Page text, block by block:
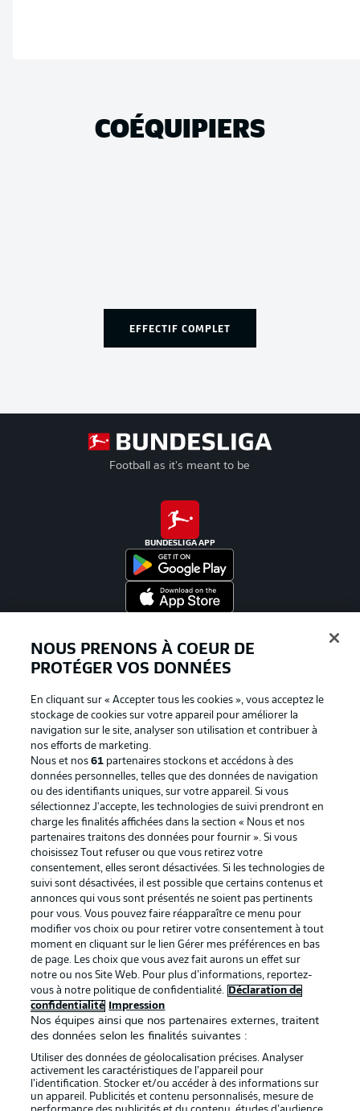
COÉQUIPIERS
EFFECTIF COMPLET
Football as it's meant to be
BUNDESLIGA APP
La publicité Conditions d’utilisation des
Mentions Légales Gérer mes préférences
Déclaration de
confidentialité
Diffuseurs
Travaux Contact
Impression Joueurs
NOUS PRENONS À COEUR DE
PROTÉGER VOS DONNÉES
En cliquant sur « Accepter tous les cookies », vous acceptez le
stockage de cookies sur votre appareil pour améliorer la
navigation sur le site, analyser son utilisation et contribuer à
nos efforts de marketing.
Nous et nos61 partenaires stockons et accédons à des
données personnelles, telles que des données de navigation
ou des identifiants uniques, sur votre appareil. Si vous
sélectionnez J'accepte, les technologies de suivi prendront en
charge les finalités affichées dans la section « Nous et nos
partenaires traitons des données pour fournir ». Si vous
choisissez Tout refuser ou que vous retirez votre
consentement, elles seront désactivées. Si les technologies de
suivi sont désactivées, il est possible que certains contenus et
annonces qui vous sont présentés ne soient pas pertinents
pour vous. Vous pouvez faire réapparaître ce menu pour
modifier vos choix ou pour retirer votre consentement à tout
moment en cliquant sur le lien Gérer mes préférences en bas
de page. Les choix que vous avez fait aurons un effet sur
notre ou nos Site Web. Pour plus d’informations, reportez-
vous à notre politique de confidentialité.
Déclaration de
confidentialité
Impression
Nos équipes ainsi que nos partenaires externes, traitent
des données selon les finalités suivantes :
Utiliser des données de géolocalisation précises. Analyser
activement les caractéristiques de l’appareil pour
l’identification. Stocker et/ou accéder à des informations sur
un appareil. Publicités et contenu personnalisés, mesure de